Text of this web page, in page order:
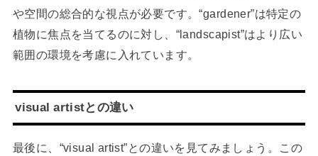
や空間の総合的な視点が必要です。“gardener”は特定の
植物に焦点を当てるのに対し、“landscapist”はより広い
範囲の環境を考慮に入れています。
visual artistとの違い
最後に、“visual artist”との違いを見てみましょう。この